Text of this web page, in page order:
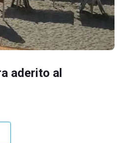
aderito al